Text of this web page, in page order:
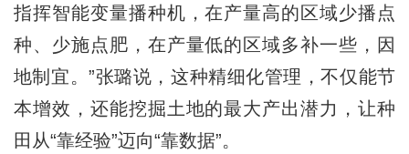
指挥智能变量播种机，在产量高的区域少播点
种、少施点肥，在产量低的区域多补一些，因
地制宜。”张璐说，这种精细化管理，不仅能节
本增效，还能挖掘土地的最大产出潜力，让种
田从“靠经验”迈向“靠数据”。